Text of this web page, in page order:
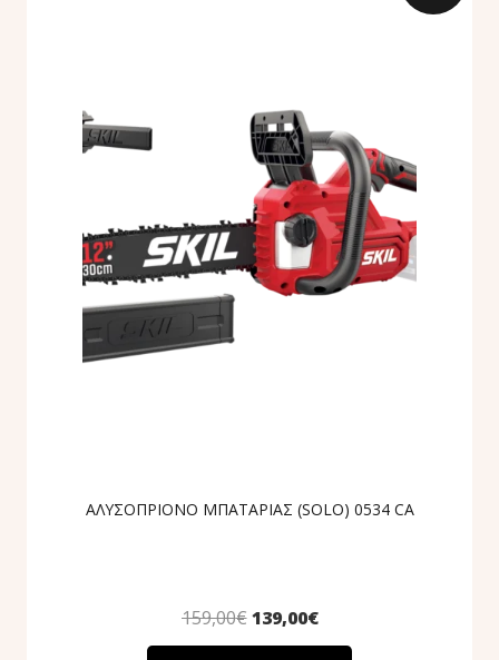
ΑΛΥΣΟΠΡΙΟΝΟ ΜΠΑΤΑΡΙΑΣ (SOLO) 0534 CA
159,00€ 139,00€